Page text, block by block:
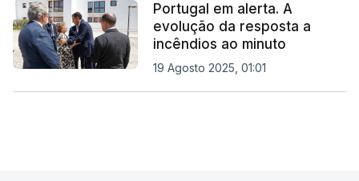
Portugal em alerta. A
evolução da resposta a
incêndios ao minuto
19 Agosto 2025, 01:01